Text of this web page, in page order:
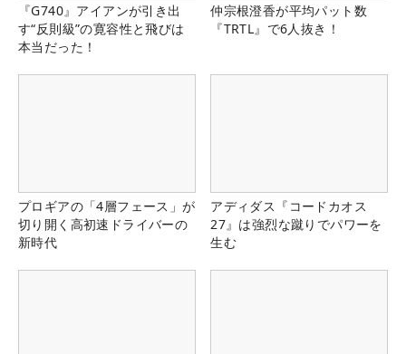
『G740』アイアンが引き出
す“反則級”の寛容性と飛びは
本当だった！
仲宗根澄香が平均パット数
『TRTL』で6人抜き！
プロギアの「4層フェース」が
切り開く高初速ドライバーの
新時代
アディダス『コードカオス
27』は強烈な蹴りでパワーを
生む